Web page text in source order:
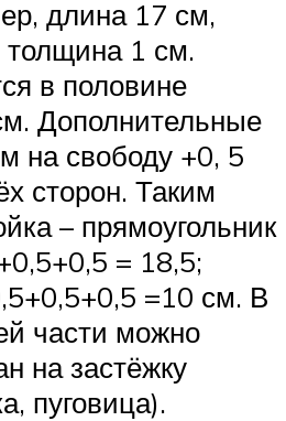
длина 17 см,
1 см.
в половине
Дополнительные
на свободу +0, 5
сторон. Таким
– прямоугольник
= 18,5;
=10 см. В
части можно
на застёжку
пуговица).